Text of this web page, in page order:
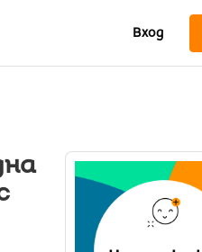
Вход